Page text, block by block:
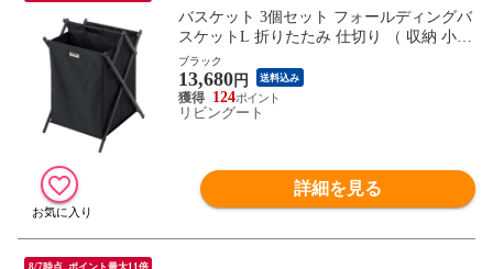
バスケット 3個セット フォールディングバ
スケットL 折りたたみ 仕切り （ 収納 小物
収納 大容量 ランドリーバスケット 深型 コ
ンパクト アウトドア 軽量 収納ケース 収納
ボックス 脱衣所 玄関収納 小物入れ リビン
グ収納 持ち運び ） 【ブラック】
ブラック
13,680円 送料込み
124
リビングート
詳細を見る
8/7時点_ポイント最大11倍